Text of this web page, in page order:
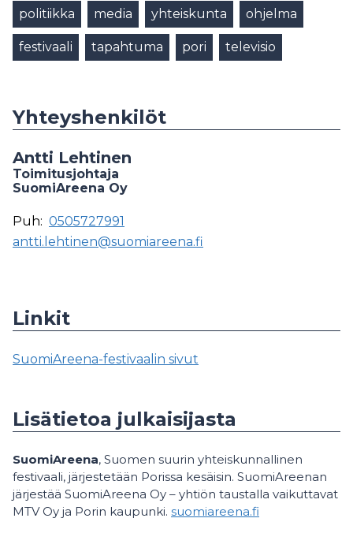
politiikka media yhteiskunta ohjelma
festivaali tapahtuma pori televisio
Yhteyshenkilöt
Antti Lehtinen
Toimitusjohtaja
SuomiAreena Oy
Puh: 0505727991
antti.lehtinen@suomiareena.fi
Linkit
SuomiAreena-festivaalin sivut
Lisätietoa julkaisijasta
SuomiAreena, Suomen suurin yhteiskunnallinen
festivaali, järjestetään Porissa kesäisin. SuomiAreenan
järjestää SuomiAreena Oy – yhtiön taustalla vaikuttavat
MTV Oy ja Porin kaupunki. suomiareena.fi